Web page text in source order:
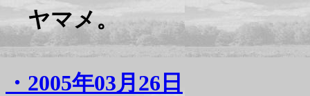
ヤマメ。
・2005年03月26日